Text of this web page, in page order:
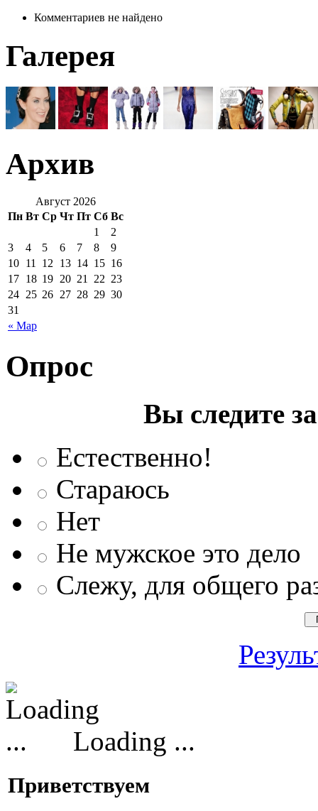
Комментариев не найдено
Галерея
Архив
Август 2026
Пн Вт Ср Чт Пт Сб Вс
« Мар
1
2
3
4 5 6 7 8
9
10 11 12 13 14 15 16
17 18 19 20 21 22 23
24 25 26 27 28 29 30
31
Опрос
Вы следите
Естественно!
Стараюсь
Нет
Не мужское это дело
Слежу, для общего
Loading ...
Приветствуем